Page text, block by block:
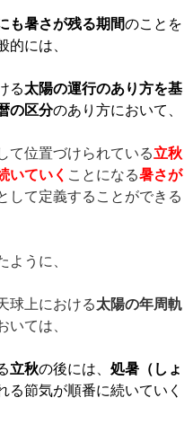
も暑さが残る期間のことを
的には、
る太陽の運行のあり方を基
の区分のあり方において、
て位置づけられている立秋
いていく ことになる暑さが
して定義することができる
ように、
球上における太陽の年周軌
いては、
立秋の後には、処暑（しょ
る節気が順番に続いていく